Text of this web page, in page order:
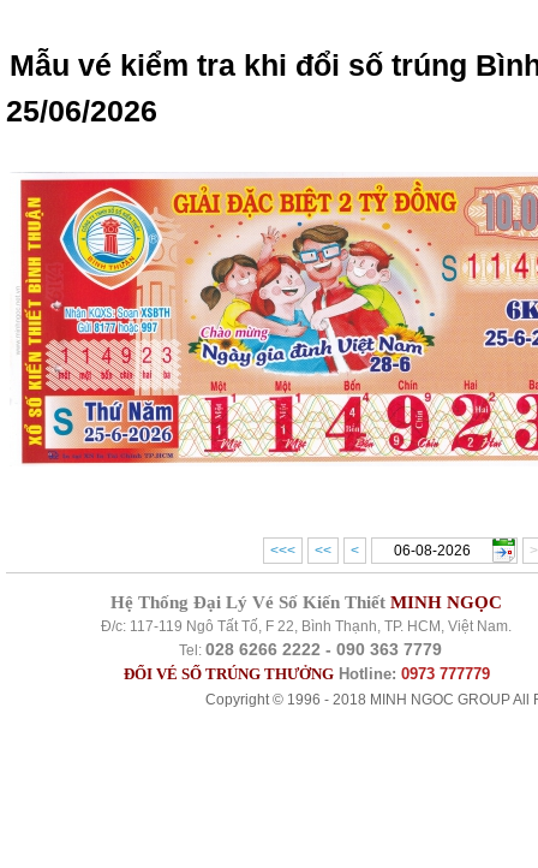
Mẫu vé kiểm tra khi đổi số trúng
25/06/2026
<<< << < >
Hệ Thống Đại Lý Vé Số Kiến Thiết MINH NGỌC
Đ/c: 117-119 Ngô Tất Tố, F 22, Bình Thạnh, TP. HCM, Việt Nam.
Tel: 028 6266 2222 - 090 363 7779
ĐỔI VÉ SỐ TRÚNG THƯỞNGHotline: 0973 777779
Copyright © 1996 - 2018 MINH NGOC GROUP All